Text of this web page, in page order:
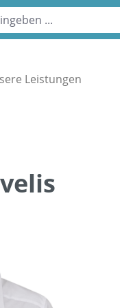
Leistungen